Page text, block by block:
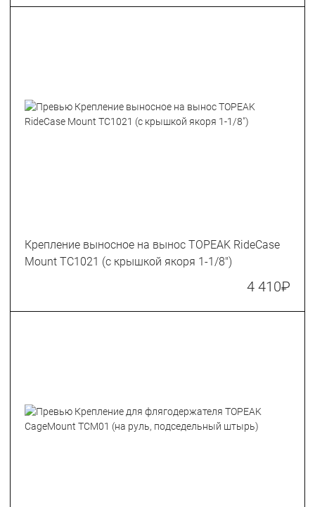
Крепление выносное на вынос TOPEAK RideCase
Mount TC1021 (с крышкой якоря 1-1/8")
4 410₽